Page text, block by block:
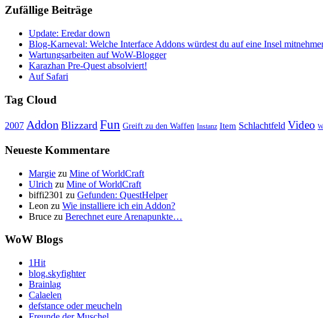
Zufällige Beiträge
Update: Eredar down
Blog-Karneval: Welche Interface Addons würdest du auf eine Insel
Wartungsarbeiten auf WoW-Blogger
Karazhan Pre-Quest absolviert!
Auf Safari
Tag Cloud
2007 Addon Blizzard Fun Greift zu den Waffen Instanz Item Schlachtfeld Video
Neueste Kommentare
Margie zu Mine of WorldCraft
Ulrich zu Mine of WorldCraft
biffi2301 zu Gefunden: QuestHelper
Leon zu Wie installiere ich ein Addon?
Bruce zu Berechnet eure Arenapunkte…
WoW Blogs
1Hit
blog.skyfighter
Brainlag
Calaelen
defstance oder meucheln